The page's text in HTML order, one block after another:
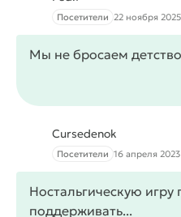
Посетители 22 ноября
Мы не бросаем детство
Cursedenok
Посетители 16 апреля 2023
Ностальгическую игру
поддерживать...